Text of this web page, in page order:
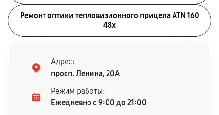
Ремонт оптики тепловизионного прицела ATN 160
48x
Адрес:
просп. Ленина, 20А
Режим работы:
Ежедневно с 9:00 до 21:00